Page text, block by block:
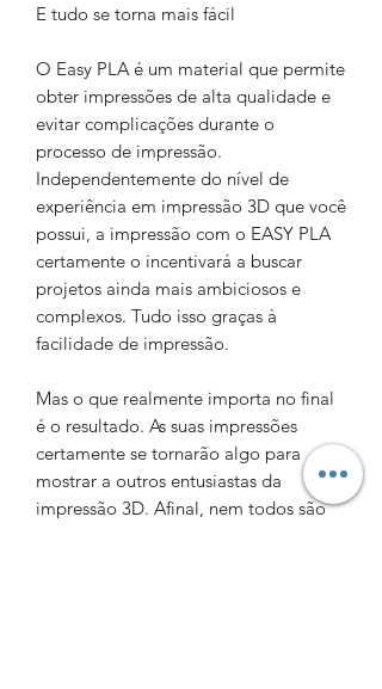
E tudo se torna mais fácil
O Easy PLA é um material que permite
obter impressões de alta qualidade e
evitar complicações durante o
processo de impressão.
Independentemente do nível de
experiência em impressão 3D que você
possui, a impressão com o EASY PLA
certamente o incentivará a buscar
projetos ainda mais ambiciosos e
complexos. Tudo isso graças à
facilidade de impressão.
Mas o que realmente importa no final
é o resultado. As suas impressões
certamente se tornarão algo para
mostrar a outros entusiastas da
impressão 3D. Afinal, nem todos são